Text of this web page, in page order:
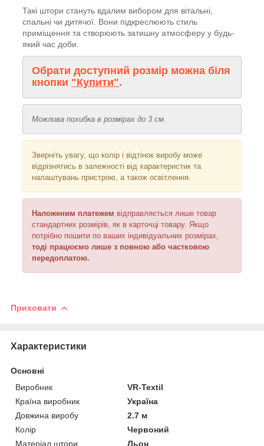
Такі штори стануть вдалим вибором для вітальні,
спальні чи дитячої. Вони підкреслюють стиль
приміщення та створюють затишну атмосферу у будь-
який час доби.
Обрати доступний розмір можна біля
кнопки "Купити".
Можлива похибка в розмірах до 3 см.
Зверніть увагу, що колір і відтінок виробу може
відрізнятись в залежності від характеристик та
налаштувань пристрою, а також освітлення.
Наложеним платежем відправляється лише товар
стандартних розмірів, як в карточці товару. Якщо
потрібно пошити по ваших індивідуальних розмірах,
тоді працюємо лише з повною або частковою
передоплатою.
Приховати
Характеристики
Основні
Виробник
VR-Textil
Країна виробник
Україна
Довжина виробу
2.7 м
Колір
Червоний
Матеріал штори
Льон